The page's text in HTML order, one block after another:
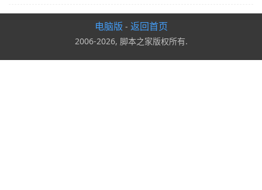
电脑版 - 返回首页
2006-2026, 脚本之家版权所有.